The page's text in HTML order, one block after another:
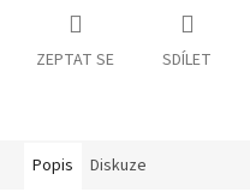
ZEPTAT SE SDÍLET
Popis Diskuze